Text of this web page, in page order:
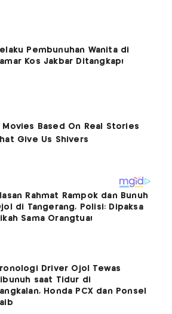
Pembunuhan Wanita di
Kos Jakbar Ditangkap!
Rahmat Rampok dan Bunuh
di Tangerang, Polisi: Dipaksa
Sama Orangtua!
Driver Ojol Tewas
saat Tidur di
Honda PCX dan Ponsel